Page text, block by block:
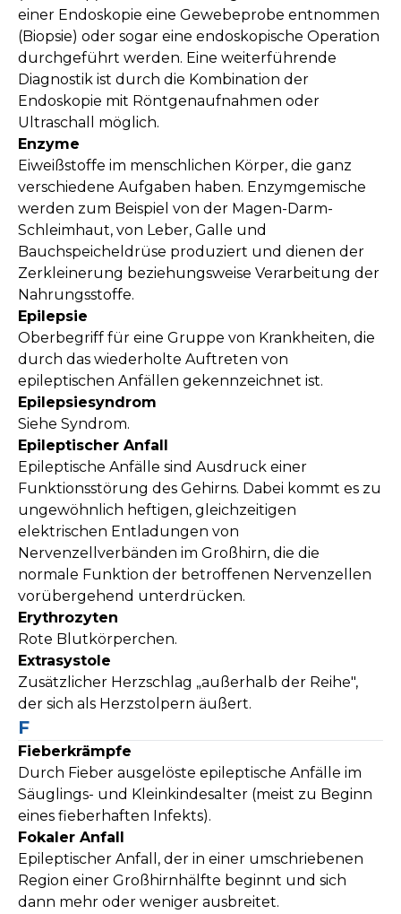
einer Endoskopie eine Gewebeprobe entnommen
(Biopsie) oder sogar eine endoskopische Operation
durchgeführt werden. Eine weiterführende
Diagnostik ist durch die Kombination der
Endoskopie mit Röntgenaufnahmen oder
Ultraschall möglich.
Enzyme
Eiweißstoffe im menschlichen Körper, die ganz
verschiedene Aufgaben haben. Enzymgemische
werden zum Beispiel von der Magen-Darm-
Schleimhaut, von Leber, Galle und
Bauchspeicheldrüse produziert und dienen der
Zerkleinerung beziehungsweise Verarbeitung der
Nahrungsstoffe.
Epilepsie
Oberbegriff für eine Gruppe von Krankheiten, die
durch das wiederholte Auftreten von
epileptischen Anfällen gekennzeichnet ist.
Epilepsiesyndrom
Siehe Syndrom.
Epileptischer Anfall
Epileptische Anfälle sind Ausdruck einer
Funktionsstörung des Gehirns. Dabei kommt es zu
ungewöhnlich heftigen, gleichzeitigen
elektrischen Entladungen von
Nervenzellverbänden im Großhirn, die die
normale Funktion der betroffenen Nervenzellen
vorübergehend unterdrücken.
Erythrozyten
Rote Blutkörperchen.
Extrasystole
Zusätzlicher Herzschlag „außerhalb der Reihe",
der sich als Herzstolpern äußert.
F
Fieberkrämpfe
Durch Fieber ausgelöste epileptische Anfälle im
Säuglings- und Kleinkindesalter (meist zu Beginn
eines fieberhaften Infekts).
Fokaler Anfall
Epileptischer Anfall, der in einer umschriebenen
Region einer Großhirnhälfte beginnt und sich
dann mehr oder weniger ausbreitet.